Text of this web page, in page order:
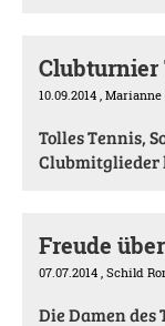
10.09.2014 ,
Tolles Tennis,
Clubmitglieder
Freude
07.07.2014 , Schild
Die Damen